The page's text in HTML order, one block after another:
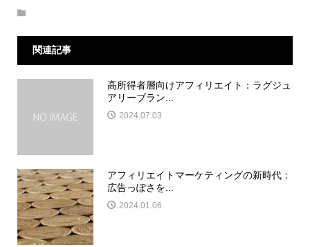
関連記事
高所得者層向けアフィリエイト：ラグジュ
アリーブラン...
2024.07.03
アフィリエイトマーケティングの新時代：
広告っぽさを...
2024.01.06